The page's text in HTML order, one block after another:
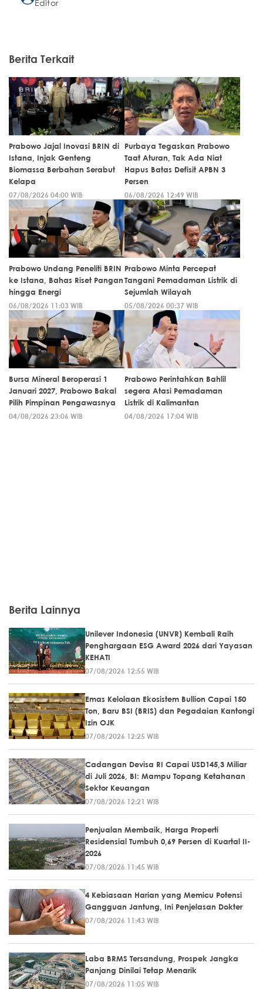
Editor
Berita Terkait
Prabowo Jajal Inovasi BRIN di
Istana, Injak Genteng
Biomassa Berbahan Serabut
Kelapa
07/08/2026 04:00 WIB
Purbaya Tegaskan Prabowo
Taat Aturan, Tak Ada Niat
Hapus Batas Defisit APBN 3
Persen
06/08/2026 12:49 WIB
Prabowo Undang Peneliti BRIN
ke Istana, Bahas Riset Pangan
hingga Energi
06/08/2026 11:03 WIB
Prabowo Minta Percepat
Tangani Pemadaman Listrik di
Sejumlah Wilayah
05/08/2026 00:37 WIB
Bursa Mineral Beroperasi 1
Januari 2027, Prabowo Bakal
Pilih Pimpinan Pengawasnya
04/08/2026 23:06 WIB
Prabowo Perintahkan Bahlil
segera Atasi Pemadaman
Listrik di Kalimantan
04/08/2026 17:04 WIB
Berita Lainnya
Unilever Indonesia (UNVR) Kembali Raih
Penghargaan ESG Award 2026 dari Yayasan
KEHATI
07/08/2026 12:55 WIB
Emas Kelolaan Ekosistem Bullion Capai 150
Ton, Baru BSI (BRIS) dan Pegadaian Kantongi
Izin OJK
07/08/2026 12:25 WIB
Cadangan Devisa RI Capai USD145,3 Miliar
di Juli 2026, BI: Mampu Topang Ketahanan
Sektor Keuangan
07/08/2026 12:21 WIB
Penjualan Membaik, Harga Properti
Residensial Tumbuh 0,69 Persen di Kuartal II-
2026
07/08/2026 11:45 WIB
4 Kebiasaan Harian yang Memicu Potensi
Gangguan Jantung, Ini Penjelasan Dokter
07/08/2026 11:43 WIB
Laba BRMS Tersandung, Prospek Jangka
Panjang Dinilai Tetap Menarik
07/08/2026 11:05 WIB